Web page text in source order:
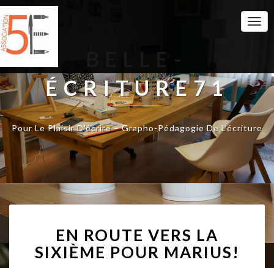
BELLE-
ÉCRITURE71
Pour Le Plaisir D'écrire – Grapho-Pédagogie De L'écriture
N
R
O
EN ROUTE VERS LA
SIXIÈME POUR MARIUS!